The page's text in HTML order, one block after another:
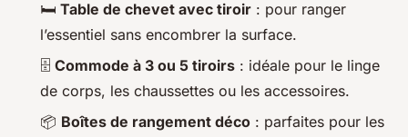
🛏️ Table de chevet avec tiroir : pour ranger
l’essentiel sans encombrer la surface.
🗄️ Commode à 3 ou 5 tiroirs : idéale pour le linge
de corps, les chaussettes ou les accessoires.
📦 Boîtes de rangement déco : parfaites pour les